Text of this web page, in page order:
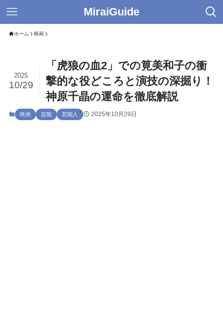
MiraiGuide
ホーム 映画
「虎狼の血2」での筧美和子の衝
撃的な役どころと演技の深掘り！
神原千晶の運命を徹底解説
2025
10/29
映画 芸能 芸能人 2025年10月29日